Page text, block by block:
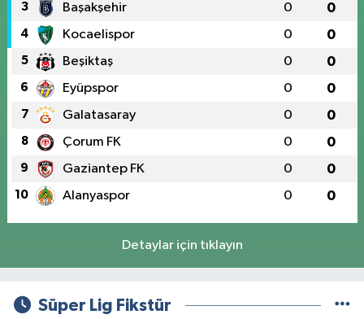
3 Başakşehir 0 0
4 Kocaelispor 0 0
5 Beşiktaş 0 0
6 Eyüpspor 0 0
7 Galatasaray 0 0
8 Çorum FK 0 0
9 Gaziantep FK 0 0
10 Alanyaspor 0 0
Detaylar için tıklayın
Süper Lig Fikstür